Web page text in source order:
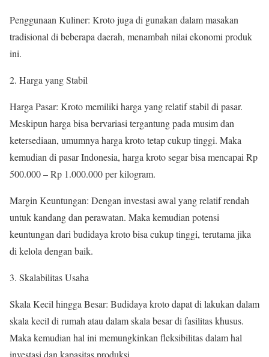
Penggunaan Kuliner: Kroto juga di gunakan dalam masakan
tradisional di beberapa daerah, menambah nilai ekonomi produk
ini.
2. Harga yang Stabil
Harga Pasar: Kroto memiliki harga yang relatif stabil di pasar.
Meskipun harga bisa bervariasi tergantung pada musim dan
ketersediaan, umumnya harga kroto tetap cukup tinggi. Maka
kemudian di pasar Indonesia, harga kroto segar bisa mencapai Rp
500.000 – Rp 1.000.000 per kilogram.
Margin Keuntungan: Dengan investasi awal yang relatif rendah
untuk kandang dan perawatan. Maka kemudian potensi
keuntungan dari budidaya kroto bisa cukup tinggi, terutama jika
di kelola dengan baik.
3. Skalabilitas Usaha
Skala Kecil hingga Besar: Budidaya kroto dapat di lakukan dalam
skala kecil di rumah atau dalam skala besar di fasilitas khusus.
Maka kemudian hal ini memungkinkan fleksibilitas dalam hal
investasi dan kapasitas produksi.